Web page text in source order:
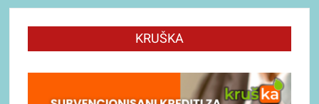
KRUŠKA